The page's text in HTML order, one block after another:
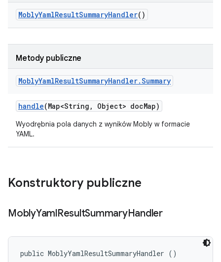
MoblyYamlResultSummaryHandler()
Metody publiczne
MoblyYamlResultSummaryHandler.Summary
handle(Map<String , Object> docMap)
Wyodrębnia pola danych z wyników Mobly w formacie
YAML.
Konstruktory publiczne
MoblyYamlResultSummaryHandler
public MoblyYamlResultSummaryHandler ()